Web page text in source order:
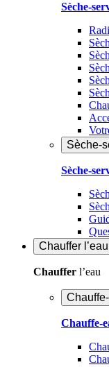
Sèche-
Sèche-
Sèche-
Chauffer l’eau
Chauffer l’eau
Chauffe-